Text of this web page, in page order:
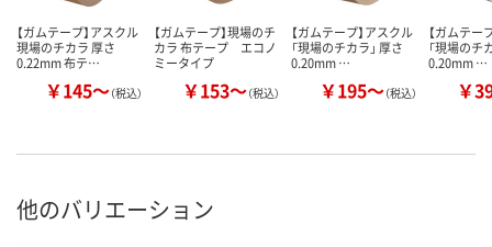
【ガムテープ】アスクル
現場のチカラ 厚さ
0.22mm 布テ…
￥145～（税込）
【ガムテープ】現場のチ
カラ 布テープ エコノ
ミータイプ
￥153～（税込）
【ガムテープ】アスクル
「現場のチカラ」 厚さ
0.20mm …
￥195～（税込）
【ガムテー
「現場のチ
0.20mm …
￥
他のバリエーション